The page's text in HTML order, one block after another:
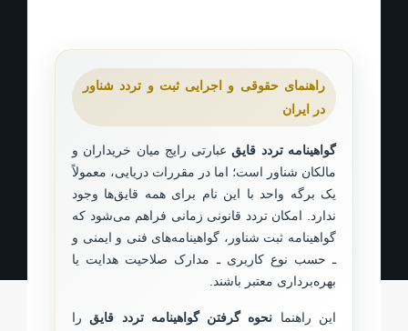
راهنمای حقوقی و اجرایی ثبت و تردد شناور
در ایران
گواهینامه تردد قایق عبارتی رایج میان خریداران و
مالکان شناور است؛ اما در مقررات دریایی، معمولاً
یک برگه واحد با این نام برای همه قایق‌ها وجود
ندارد. امکان تردد قانونی زمانی فراهم می‌شود که
گواهینامه ثبت شناور، گواهینامه‌های فنی و ایمنی و
ـ حسب نوع کاربری ـ مدارک صلاحیت هدایت یا
بهره‌برداری معتبر باشند.
این راهنما نحوه گرفتن گواهینامه تردد قایق را